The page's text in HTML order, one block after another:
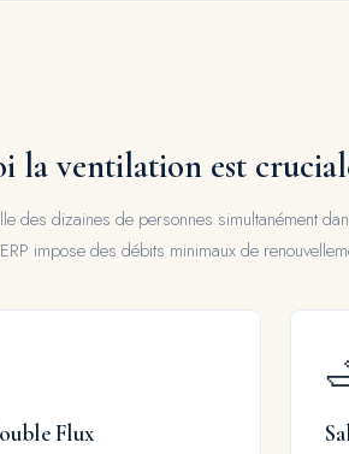
la ventilation est
des dizaines de personnes simultanément
impose des débits minimaux de
Flux